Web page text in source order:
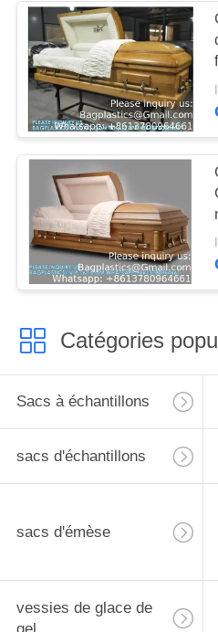
Catégories
Sacs à échantillons
sacs d'échantillons
sacs d'émèse
vessies de glace de